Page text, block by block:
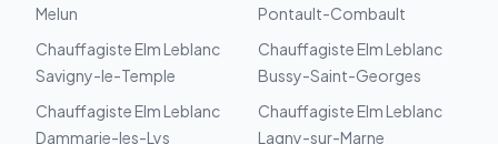
Melun
Pontault-Combault
Chauffagiste Elm Leblanc
Savigny-le-Temple
Chauffagiste Elm Leblanc
Bussy-Saint-Georges
Chauffagiste Elm Leblanc
Dammarie-les-Lys
Chauffagiste Elm Leblanc
Lagny-sur-Marne